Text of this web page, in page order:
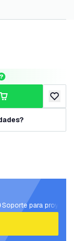
añadir
Soporte para